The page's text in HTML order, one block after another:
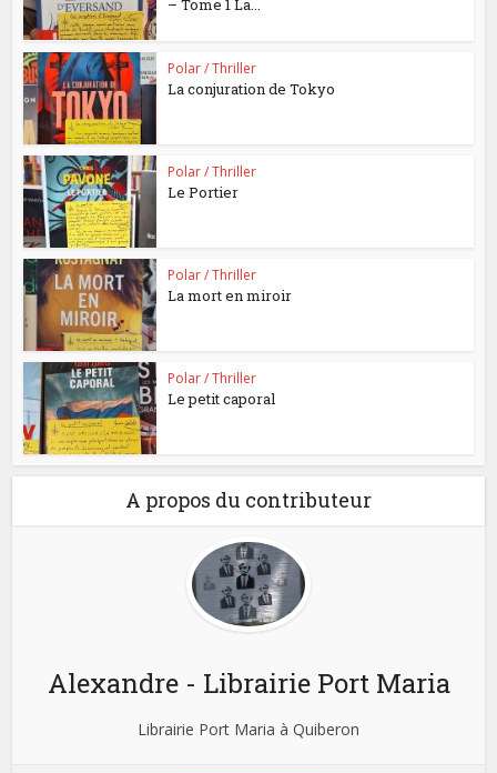
– Tome 1 La...
Polar / Thriller
La conjuration de Tokyo
Polar / Thriller
Le Portier
Polar / Thriller
La mort en miroir
Polar / Thriller
Le petit caporal
A propos du contributeur
Alexandre - Librairie Port Maria
Librairie Port Maria à Quiberon